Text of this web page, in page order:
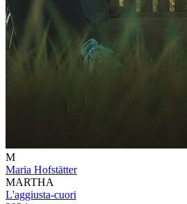
M
Maria Hofstätter
MARTHA
L'aggiusta-cuori